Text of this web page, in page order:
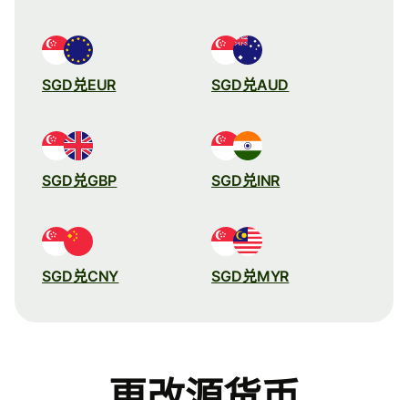
SGD兑EUR SGD兑AUD
SGD兑GBP SGD兑INR
SGD兑CNY SGD兑MYR